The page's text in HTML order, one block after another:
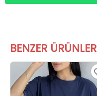
BENZER ÜRÜNLER